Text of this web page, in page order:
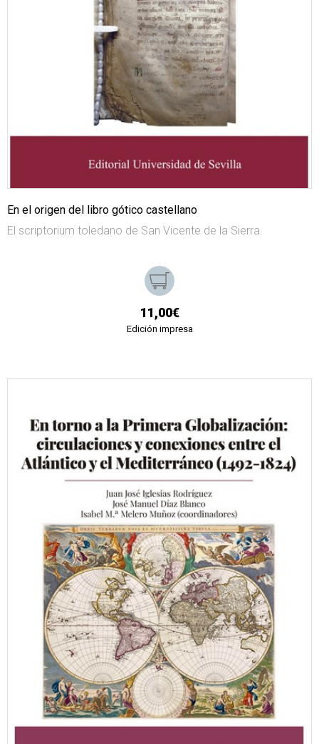
En el origen del libro gótico castellano
El scriptorium toledano de San Vicente de la Sierra.
11,00€
Edición impresa